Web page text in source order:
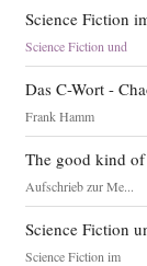
Science Fiction
Science Fiction und
Das C-Wort -
Frank Hamm
The good kind
Aufschrieb zur Me...
Science Fiction
Science Fiction im